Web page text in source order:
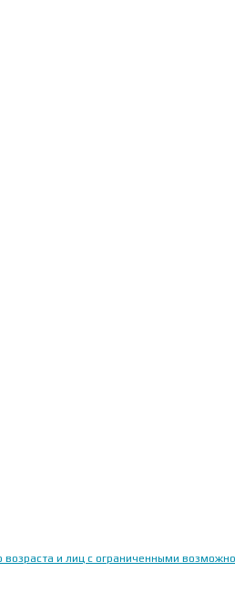
и лиц с ограниченными